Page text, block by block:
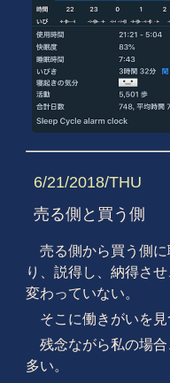
6/21/2018/THU
売る側と買う側
売る側から買う側
り、説得し、納得さ
変わっていない。
そこに働きがいを見
残念ながら私の場
多い。